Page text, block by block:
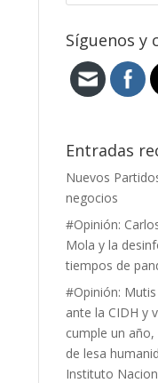
Síguenos y
Entradas
Nuevos
negocios
#Opinión:
Mola y la
tiempos de
#Opinión: Mutis
ante la CIDH y
cumple un
de lesa
Instituto